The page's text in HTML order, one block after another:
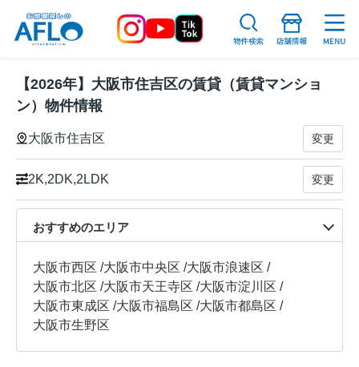
【2026年】大阪市住吉区の賃貸（賃貸マンショ
ン）物件情報
大阪市住吉区 変更
2K,2DK,2LDK 変更
おすすめのエリア
大阪市西区 /大阪市中央区 /大阪市浪速区 /
大阪市北区 /大阪市天王寺区 /大阪市淀川区 /
大阪市東成区 /大阪市福島区 /大阪市都島区 /
大阪市生野区